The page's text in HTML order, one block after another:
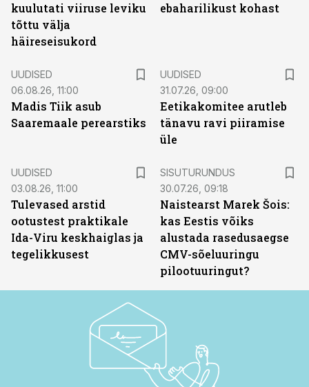
kuulutati viiruse leviku
tõttu välja
häireseisukord
ebaharilikust kohast
UUDISED
06.08.26, 11:00
Madis Tiik asub
Saaremaale perearstiks
UUDISED
31.07.26, 09:00
Eetikakomitee arutleb
tänavu ravi piiramise
üle
UUDISED
03.08.26, 11:00
Tulevased arstid
ootustest praktikale
Ida-Viru keskhaiglas ja
tegelikkusest
SISUTURUNDUS
30.07.26, 09:18
Naistearst Marek Šois:
kas Eestis võiks
alustada rasedusaegse
CMV-sõeluuringu
pilootuuringut?